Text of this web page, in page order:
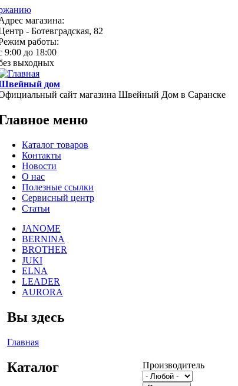
магазина:
- Ботевградская, 82
работы:
9:00 до 18:00
выходных
дом
сайт магазина Швейный Дом в Саранске
меню
Каталог товаров
Контакты
Новости
О нас
Полезные ссылки
Сервисный центр
Статьи
JANOME
BERNINA
BROTHER
JUKI
ELNA
LEADER
AURORA
Вы здесь
Главная
Каталог Производитель